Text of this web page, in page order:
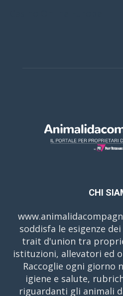
CHI
soddisfa le esigenze
trait d'union tra
istituzioni, allevatori ed
Raccoglie ogni giorno
igiene e salute,
riguardanti gli animali